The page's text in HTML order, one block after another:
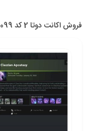
فروش اکانت دوتا 2 کد 12099